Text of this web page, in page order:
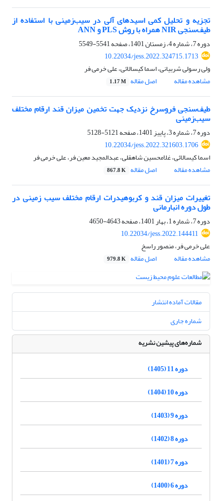
تجزیه و تحلیل کمی اسیدهای آلی در سیب‌زمینی با استفاده از
طیف‌سنجی NIR همراه با روش PLS و ANN
دوره 7، شماره 4، زمستان 1401، صفحه
5541-5549
10.22034/jess.2022.324715.1713
ولی رسولی شربیانی، اسما کیسالائی، علی خرمی فر
مشاهده مقاله
اصل مقاله 1.17 M
طیف‌سنجی فروسرخ نزدیک جهت تخمین میزان قند ارقام مختلف
سیب‌زمینی
دوره 7، شماره 3، پاییز 1401، صفحه
5121-5128
10.22034/jess.2022.321603.1706
اسما کیسالائی، غلامحسین شاهقلی، عبدالمجید معین فر، علی خرمی فر
مشاهده مقاله
اصل مقاله 867.8 K
تغییرات میزان قند و کربوهیدرات ارقام مختلف سیب زمینی در
طول دوره انبارمانی
دوره 7، شماره 1، بهار 1401، صفحه
4643-4650
10.22034/jess.2022.144411
علی خرمی فر، منصور راسخ
مشاهده مقاله
اصل مقاله 979.8 K
مقالات آماده انتشار
شماره جاری
شماره‌های پیشین نشریه
دوره 11 (1405)
دوره 10 (1404)
دوره 9 (1403)
دوره 8 (1402)
دوره 7 (1401)
دوره 6 (1400)